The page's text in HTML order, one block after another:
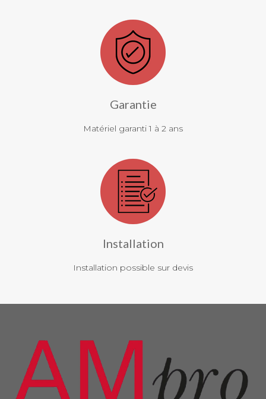
Garantie
Matériel garanti 1 à 2 ans
Installation
Installation possible sur devis